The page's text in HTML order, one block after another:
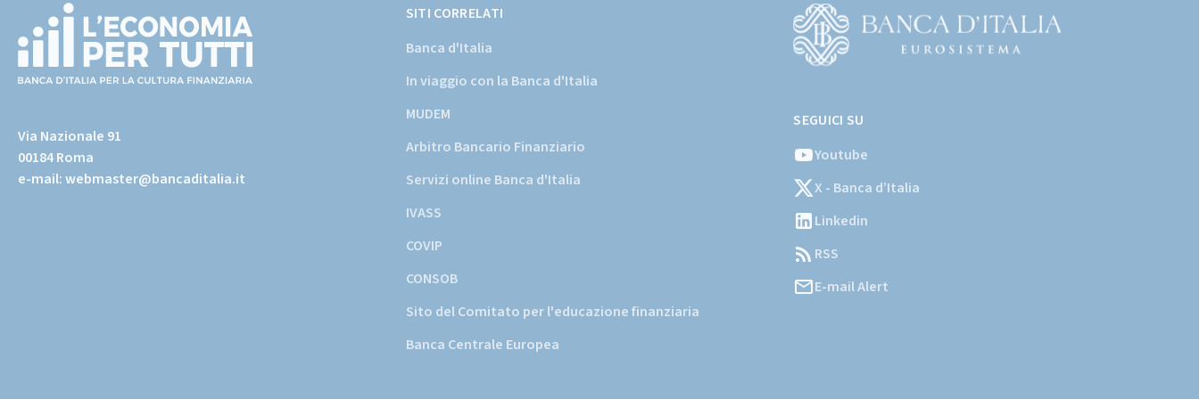
page)
Via Nazionale 91
00184 Roma
e-mail:webmaster@bancaditalia.it
SITI CORRELATI
Banca d'Italia
In viaggio con la Banca d'Italia
MUDEM
Arbitro Bancario Finanziario
Servizi online Banca d'Italia
IVASS
COVIP
CONSOB
Sito del Comitato per l'educazione finanziaria
Banca Centrale Europea
sito
istituzionale
Banca
d'Italia)
SEGUICI SU
Youtube
X - Banca d’Italia
Linkedin
RSS
E-mail Alert